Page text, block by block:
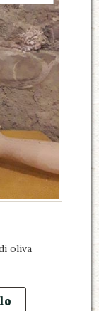
oliva